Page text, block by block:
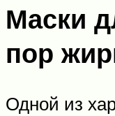
Маски
пор
Одной из